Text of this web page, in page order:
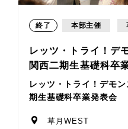
終了 本部主催
レッツ・トライ！デ
関西二期生基礎科卒
レッツ・トライ！デモ
期生基礎科卒業発表会
草月WEST